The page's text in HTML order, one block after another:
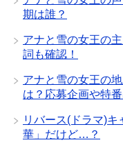
期は誰？
アナと雪の女王の
詞も確認！
アナと雪の女王の
は？応募企画や特番
リバース(ドラマ)
華」だけど…？